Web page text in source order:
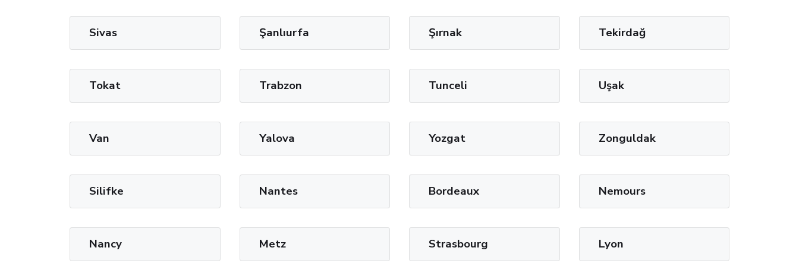
Sivas Şanlıurfa Şırnak Tekirdağ
Tokat Trabzon Tunceli Uşak
Van Yalova Yozgat Zonguldak
Silifke Nantes Bordeaux Nemours
Nancy Metz Strasbourg Lyon